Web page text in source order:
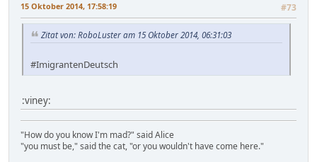
15 Oktober 2014, 17:58:19 #73
Zitat von: RoboLuster am 15 Oktober 2014, 06:31:03
#‎ImigrantenDeutsch
:viney:
"How do you know I'm mad?" said Alice
"you must be," said the cat, "or you wouldn't have come here."